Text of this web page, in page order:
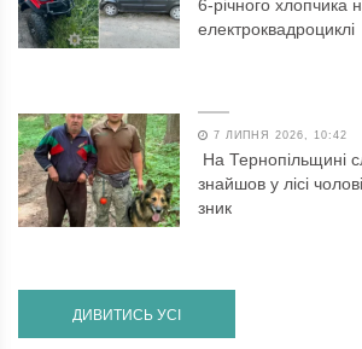
6-річного хлопчика
електроквадроциклі
7 ЛИПНЯ 2026, 10:42
На Тернопільщині
знайшов у лісі
зник
ДИВИТИСЬ УСІ